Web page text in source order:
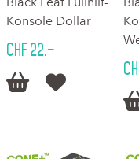
Konsole Dollar
CHF 22.–
 